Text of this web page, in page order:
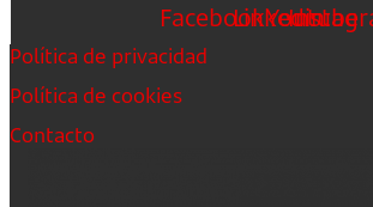
FacebookLinkedin
Youtube
Política de privacidad
Política de cookies
Contacto